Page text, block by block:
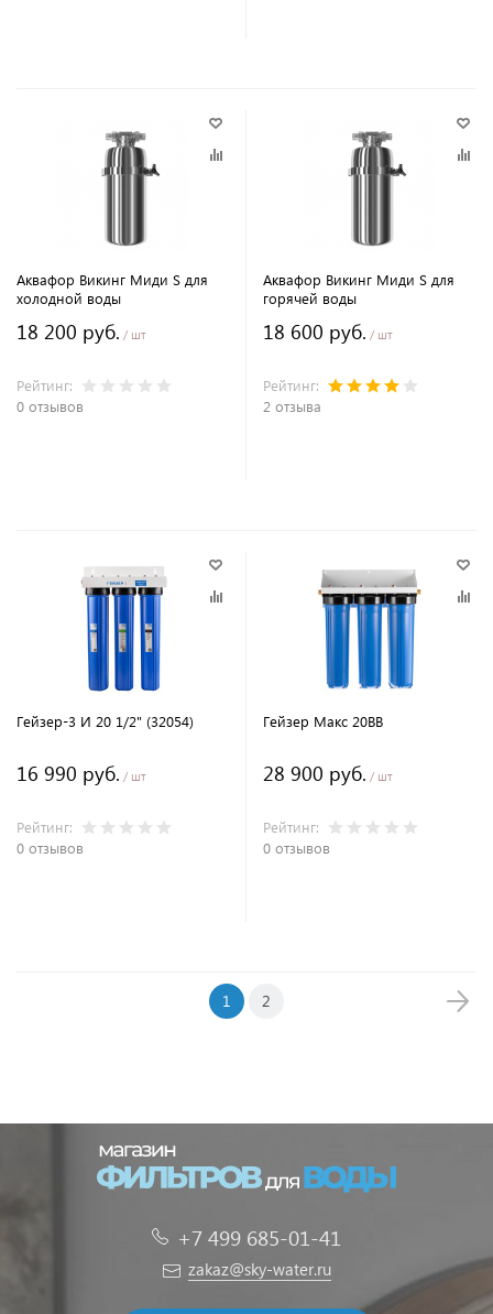
Аквафор Викинг Миди S для
холодной воды
18 200 руб. / шт
Рейтинг:
0 отзывов
Аквафор Викинг Миди S для
горячей воды
18 600 руб. / шт
Рейтинг:
2 отзыва
Гейзер-3 И 20 1/2" (32054)
16 990 руб. / шт
Рейтинг:
0 отзывов
Гейзер Макс 20BB
28 900 руб. / шт
Рейтинг:
0 отзывов
1 2
+7 499 685-01-41
zakaz@sky-water.ru